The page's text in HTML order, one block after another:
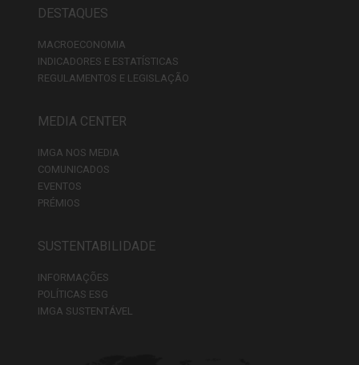
DESTAQUES
MACROECONOMIA
INDICADORES E ESTATÍSTICAS
REGULAMENTOS E LEGISLAÇÃO
MEDIA CENTER
IMGA NOS MEDIA
COMUNICADOS
EVENTOS
PRÉMIOS
SUSTENTABILIDADE
INFORMAÇÕES
POLÍTICAS ESG
IMGA SUSTENTÁVEL